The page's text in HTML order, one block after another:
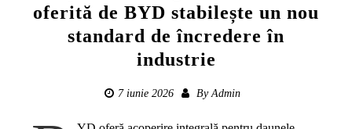
oferită de BYD stabilește un nou
standard de încredere în
industrie
7 iunie 2026 By Admin